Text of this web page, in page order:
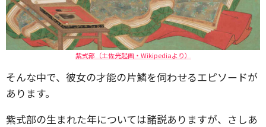
紫式部（土佐光起画・Wikipediaより）
そんな中で、彼女の才能の片鱗を伺わせるエピソードが
あります。
紫式部の生まれた年については諸説ありますが、さしあ